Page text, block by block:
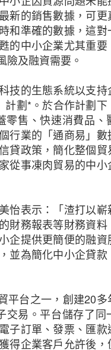
新的銷售數據，可更
和準確的數據，這
的中小企業尤其重要
險及融資需要。
技的生態系統以支
劃*。於合作計劃下
售、快速消費品、
行業的「通商易」數
貸政策，簡化整個
從事凍肉貿易的中小
怡表示：「渣打以嶄
財務報表等財務資料
企提供更簡便的融
並為簡化中小企貸款
平台之一，創建20
交易。平台儲存了同
子訂單、發票、匯款
得企業客戶允許後，
企表示憂慮香港及
2021年大幅上升8
全球通脹上升以及
戶及獲取新客戶時
慮董事被指控參與
示的26%，其中一
12個月將增加在僱
29%，較2021年的
來一至兩年擴大海
有進取的拓展計劃
，大型中小企以及已
只有本地業務的受
。
區區域分銷主管于
持審慎樂觀態度，